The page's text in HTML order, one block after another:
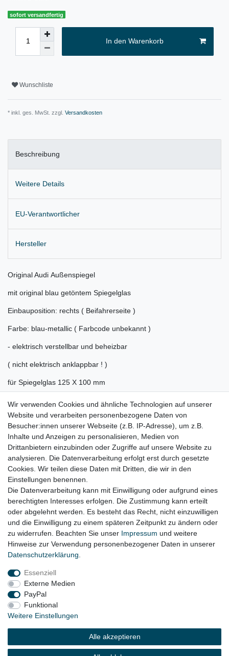
sofort versandfertig
In den Warenkorb
Wunschliste
* inkl. ges. MwSt. zzgl. Versandkosten
Beschreibung
Weitere Details
EU-Verantwortlicher
Hersteller
Original Audi Außenspiegel
mit original blau getöntem Spiegelglas
Einbauposition: rechts ( Beifahrerseite )
Farbe: blau-metallic ( Farbcode unbekannt )
- elektrisch verstellbar und beheizbar
( nicht elektrisch anklappbar ! )
für Spiegelglas 125 X 100 mm
Lieferung wie abgebildet
Gerne prüfen wir für Sie anhand Ihrer Fahrgestellnummer (VIN)
ob der Artikel bei Ihrem Fahrzeug passt
für:
Audi A6 4B Bj. 07/1999 - 05/2001
Lieferzeit etwa 1 bis 3 Werktage
Wir verwenden Cookies und ähnliche Technologien auf unserer
Website und verarbeiten personenbezogene Daten von
Besucher:innen unserer Webseite (z.B. IP-Adresse), um z.B.
Inhalte und Anzeigen zu personalisieren, Medien von
Drittanbietern einzubinden oder Zugriffe auf unsere Website zu
analysieren. Die Datenverarbeitung erfolgt erst durch gesetzte
Cookies. Wir teilen diese Daten mit Dritten, die wir in den
Einstellungen benennen.
Die Datenverarbeitung kann mit Einwilligung oder aufgrund eines
berechtigten Interesses erfolgen. Die Zustimmung kann erteilt
oder abgelehnt werden. Es besteht das Recht, nicht einzuwilligen
und die Einwilligung zu einem späteren Zeitpunkt zu ändern oder
zu widerrufen. Beachten Sie unser Impressum und weitere
Hinweise zur Verwendung personenbezogener Daten in unserer
Daten­schutz­erklärung
Essenziell
Externe Medien
PayPal
Funktional
Weitere Einstellungen
Alle akzeptieren
Impressum
Widerrufs­recht
© Copyright 2026 | Alle Rechte vorbehalten.